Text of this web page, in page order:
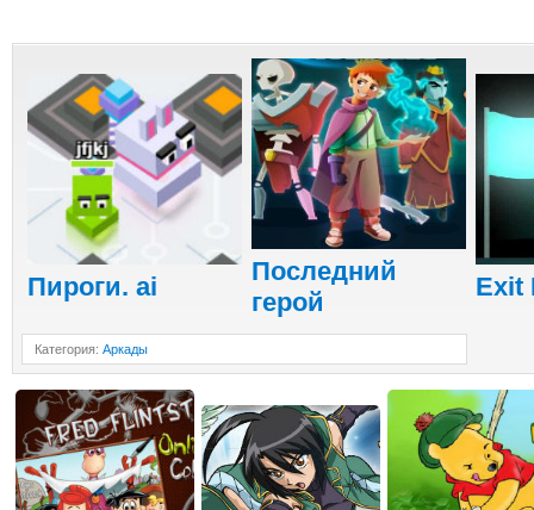
Пироги. ai
Последний
герой
Exit
Категория: Аркады